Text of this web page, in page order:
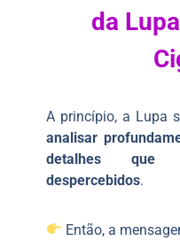
da
A princípio, a Lupa
analisar
detalhes que
despercebidos.
Então, a